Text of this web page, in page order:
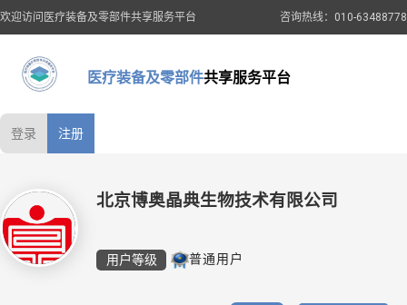
欢迎访问医疗装备及零部件共享服务平台 咨询热线：010-63488778
医疗装备及零部件共享服务平台
登录 注册
北京博奥晶典生物技术有限公司
用户等级 普通用户